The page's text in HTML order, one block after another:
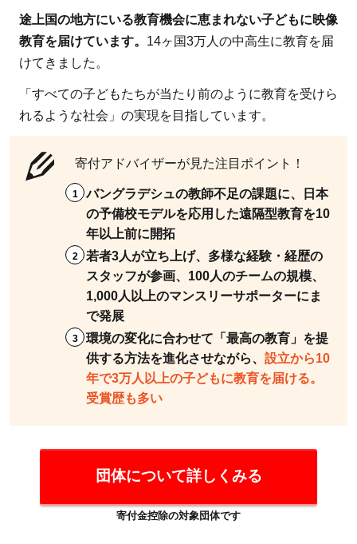
途上国の地方にいる教育機会に恵まれない子どもに映像
教育を届けています。 14ヶ国3万人の中高生に教育を届
けてきました。
「すべての子どもたちが当たり前のように教育を受けら
れるような社会」の実現を目指しています。
寄付アドバイザーが見た注目ポイント！
バングラデシュの教師不足の課題に、日本
の予備校モデルを応用した遠隔型教育を10
年以上前に開拓
若者3人が立ち上げ、多様な経験・経歴の
スタッフが参画、100人のチームの規模、
1,000人以上のマンスリーサポーターにま
で発展
環境の変化に合わせて「最高の教育」を提
供する方法を進化させながら、設立から10
年で3万人以上の子どもに教育を届ける。
受賞歴も多い
団体について詳しくみる
寄付金控除の対象団体です